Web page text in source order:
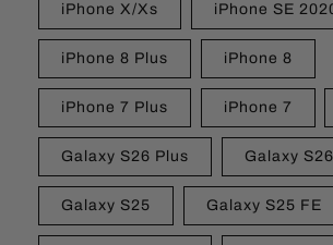
iPhone X/Xs iPhone SE
iPhone 8 Plus iPhone 8
iPhone 7 Plus iPhone 7
Galaxy S26 Plus Galaxy
Galaxy S25 Galaxy S25 FE